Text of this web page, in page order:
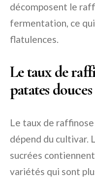
décomposent le
fermentation, ce
flatulences.
Le taux de
patates douces
Le taux de
dépend du cultivar.
sucrées
variétés qui sont